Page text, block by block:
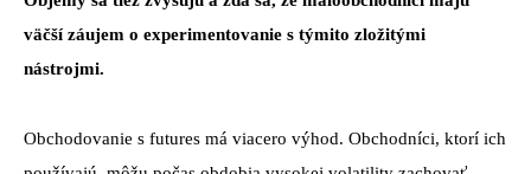
väčší záujem o experimentovanie s týmito zložitými
nástrojmi.
Obchodovanie s futures má viacero výhod. Obchodníci, ktorí ich